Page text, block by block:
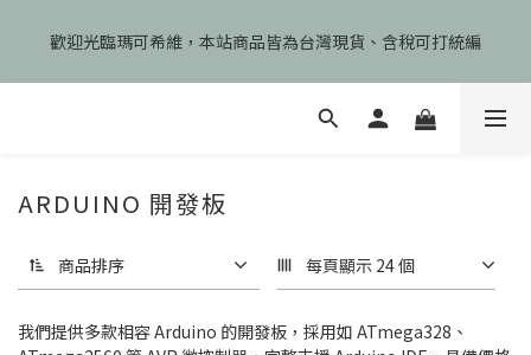
享99元免運卷！
歡迎光臨瑪可希維，本站商品皆為台灣現貨、含稅可打統編
🎉慶開幕🎉期間限定註冊會員即享199元免運、會員首次下單加碼
ARDUINO 開發板
商品排序 每頁顯示 24 個
我們提供多款相容 Arduino 的開發板，採用如 ATmega328、